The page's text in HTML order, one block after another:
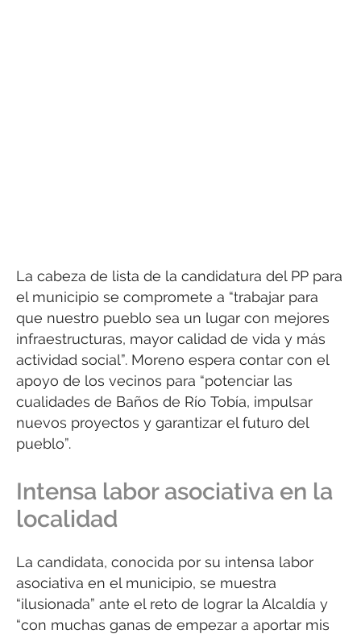
​La cabeza de lista de la candidatura del PP para
el municipio se compromete a “trabajar para
que nuestro pueblo sea un lugar con mejores
infraestructuras, mayor calidad de vida y más
actividad social”. Moreno espera contar con el
apoyo de los vecinos para “potenciar las
cualidades de Baños de Río Tobía, impulsar
nuevos proyectos y garantizar el futuro del
pueblo”.
Intensa labor asociativa en la
localidad
​La candidata, conocida por su intensa labor
asociativa en el municipio, se muestra
“ilusionada” ante el reto de lograr la Alcaldía y
“con muchas ganas de empezar a aportar mis